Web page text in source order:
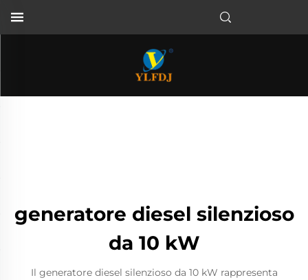
generatore diesel silenzioso
da 10 kW
Il generatore diesel silenzioso da 10 kW rappresenta